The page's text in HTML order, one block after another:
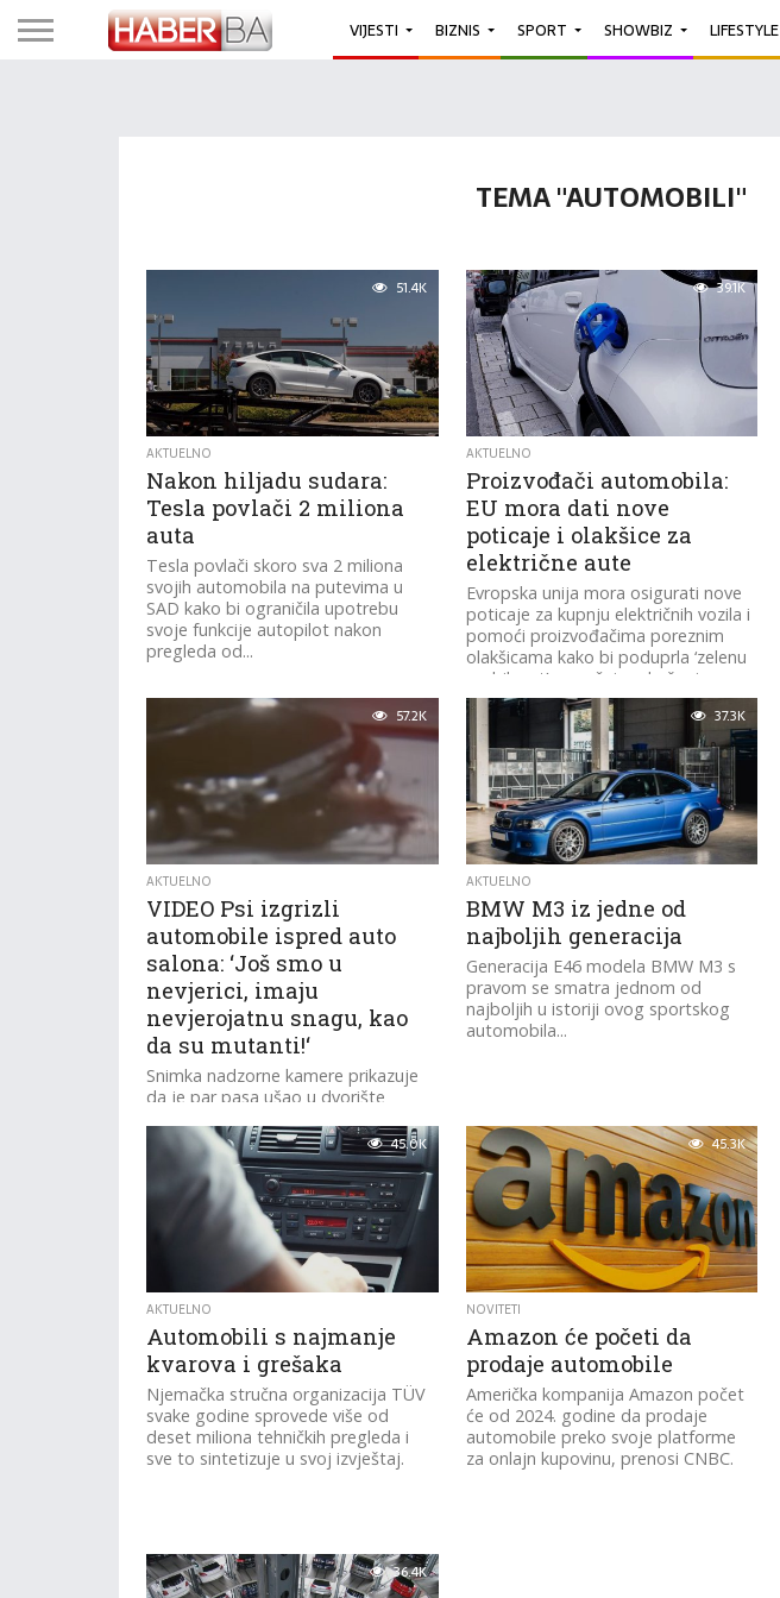
VIJESTI BIZNIS SPORT SHOWBIZ LIFESTYLE
TEMA "AUTOMOBILI"
51.4K
AKTUELNO
Nakon hiljadu sudara:
Tesla povlači 2 miliona
auta
Tesla povlači skoro sva 2 miliona
svojih automobila na putevima u
SAD kako bi ograničila upotrebu
svoje funkcije autopilot nakon
pregleda od...
39.1K
AKTUELNO
Proizvođači automobila:
EU mora dati nove
poticaje i olakšice za
električne aute
Evropska unija mora osigurati nove
poticaje za kupnju električnih vozila i
pomoći proizvođačima poreznim
olakšicama kako bi poduprla ‘zelenu
mobilnost’, poručuje udruženje...
57.2K
AKTUELNO
VIDEO Psi izgrizli
automobile ispred auto
salona: ‘Još smo u
nevjerici, imaju
nevjerojatnu snagu, kao
da su mutanti!‘
Snimka nadzorne kamere prikazuje
da je par pasa ušao u dvorište
druge dijelove s vozila
37.3K
AKTUELNO
BMW M3 iz jedne od
najboljih generacija
Generacija E46 modela BMW M3 s
pravom se smatra jednom od
najboljih u istoriji ovog sportskog
automobila...
45.0K
AKTUELNO
Automobili s najmanje
kvarova i grešaka
Njemačka stručna organizacija TÜV
svake godine sprovede više od
deset miliona tehničkih pregleda i
sve to sintetizuje u svoj izvještaj.
45.3K
NOVITETI
Amazon će početi da
prodaje automobile
Američka kompanija Amazon počet
će od 2024. godine da prodaje
automobile preko svoje platforme
za onlajn kupovinu, prenosi CNBC.
36.4K